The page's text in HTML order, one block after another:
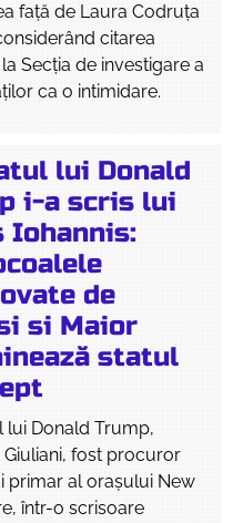
față de Laura Codruța
citarea
Secția de investigare a
ca o intimidare.
lui Donald
i-a scris lui
Iohannis:
de
si Maior
statul
lui Donald Trump,
Giuliani, fost procuror
primar al orașului New
într-o scrisoare